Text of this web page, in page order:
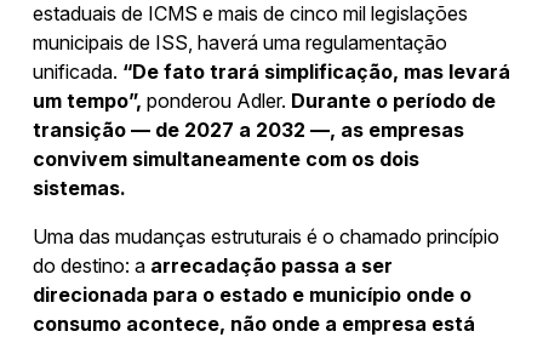
estaduais de ICMS e mais de cinco mil legislações
municipais de ISS, haverá uma regulamentação
unificada. “De fato trará simplificação, mas levará
um tempo”, ponderou Adler. Durante o período de
transição — de 2027 a 2032 —, as empresas
convivem simultaneamente com os dois
sistemas.
Uma das mudanças estruturais é o chamado princípio
do destino: a arrecadação passa a ser
direcionada para o estado e município onde o
consumo acontece, não onde a empresa está